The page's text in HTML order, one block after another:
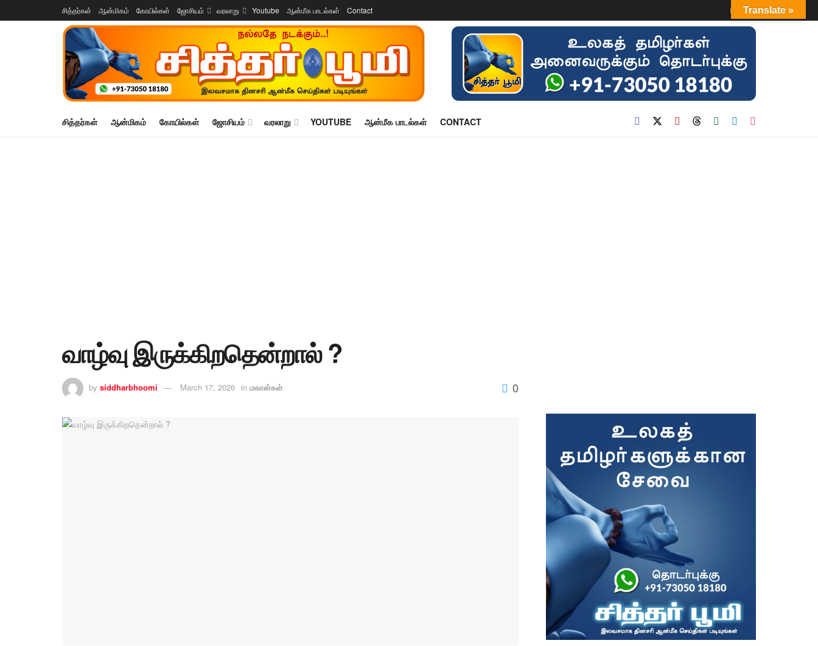
சித்தர்கள் ஆன்மிகம் கோயில்கள் ஜோசியம் வரலாறு Youtube ஆன்மீக பாடல்கள் Contact Login
சித்தர்கள் ஆன்மிகம் கோயில்கள் ஜோசியம் வரலாறு YOUTUBE ஆன்மீக பாடல்கள் CONTACT
வாழ்வு இருக்கிறதென்றால் ?
by siddharbhoomi March 17, 2026 in மகான்கள் 0
Translate »